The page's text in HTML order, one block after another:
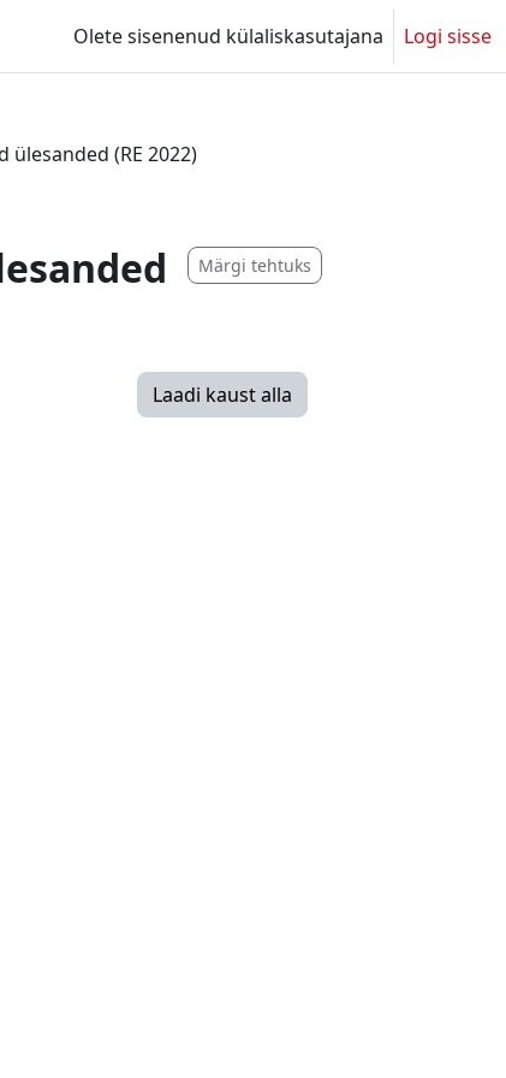
Olete sisenenud külaliskasutajana Logi sisse
(RE 2022)
Märgi tehtuks
Laadi kaust alla